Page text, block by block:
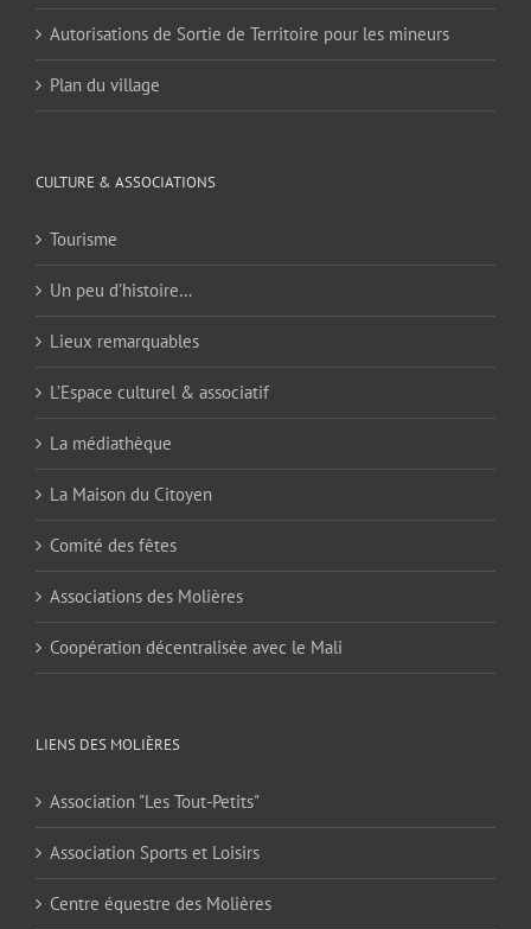
Autorisations de Sortie de Territoire pour les mineurs
Plan du village
CULTURE & ASSOCIATIONS
Tourisme
Un peu d’histoire…
Lieux remarquables
L’Espace culturel & associatif
La médiathèque
La Maison du Citoyen
Comité des fêtes
Associations des Molières
Coopération décentralisée avec le Mali
LIENS DES MOLIÈRES
Association "Les Tout-Petits"
Association Sports et Loisirs
Centre équestre des Molières